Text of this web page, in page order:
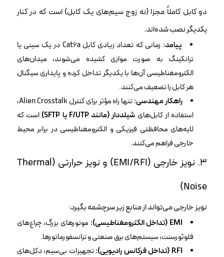
دو کابل کاملاً مجزا (نه زوج سیم‌های یک کابل) است که در کنار
یکدیگر نصب شده‌اند.
پیامد:
زمانی که تعداد زیادی کابل Cat6a در یک سینی یا
ترانکینگ به صورت موازی کشیده می‌شوند، میدان‌های
الکترومغناطیسی آن‌ها با یکدیگر تداخل کرده و پایداری سیگنال
هر کابل را تضعیف می‌کنند.
راهکار مهندسی:
تنها راه مؤثر برای کنترل Alien Crosstalk،
استفاده از کابل‌های شیلددار (مانند F/UTP یا SFTP)
است که
لایه‌های محافظتی فیزیکی و الکترومغناطیسی در برابر محیط
خارجی فراهم می‌کنند.
۳. نویز خارجی (EMI/RFI) و نویز حرارتی (Thermal
Noise)
نویز خارجی می‌تواند از منابع زیر سرچشمه بگیرد:
EMI (تداخل الکترومغناطیسی):
موتورهای بزرگ، چراغ‌های
فلوئورسنت، سیستم‌های برق صنعتی و ترانسفورماتورها.
RFI (تداخل فرکانس رادیویی):
تجهیزات بی‌سیم، دکل‌های